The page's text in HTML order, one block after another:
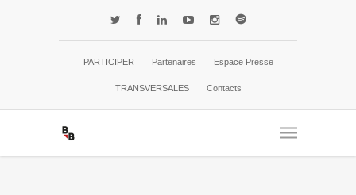
PARTICIPER Partenaires Espace Presse
TRANSVERSALES Contacts